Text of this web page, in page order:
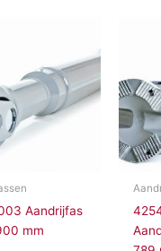
Aandrijfas
mm